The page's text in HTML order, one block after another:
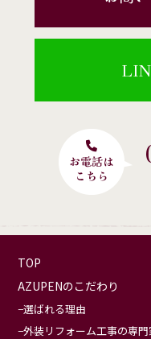
TOP
AZUPENのこだわり
選ばれる理由
外装リフォーム工事の専